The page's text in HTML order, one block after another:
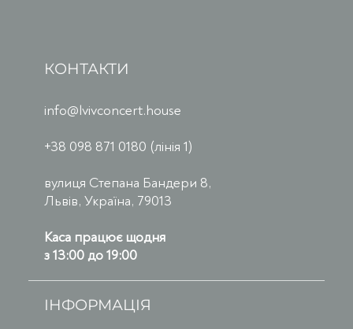
КОНТАКТИ
info@lvivconcert.house
+38 098 871 0180 (лінія 1)
вулиця Степана Бандери 8,
Львів, Україна, 79013
Каса працює щодня
з 13:00 до 19:00
ІНФОРМАЦІЯ